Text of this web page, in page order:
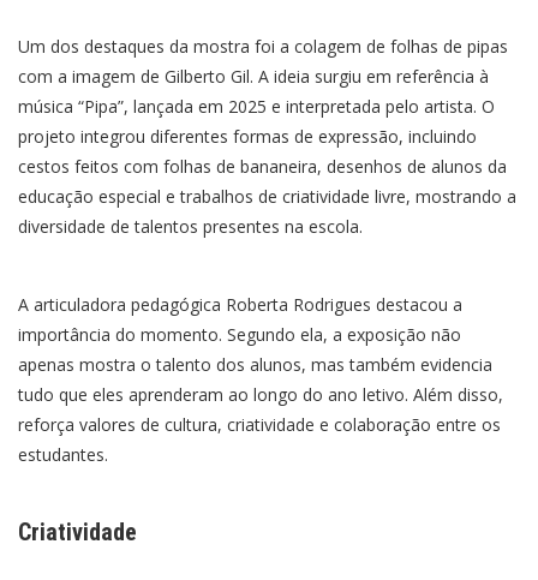
Um dos destaques da mostra foi a colagem de folhas de pipas
com a imagem de Gilberto Gil. A ideia surgiu em referência à
música “Pipa”, lançada em 2025 e interpretada pelo artista. O
projeto integrou diferentes formas de expressão, incluindo
cestos feitos com folhas de bananeira, desenhos de alunos da
educação especial e trabalhos de criatividade livre, mostrando a
diversidade de talentos presentes na escola.
A articuladora pedagógica Roberta Rodrigues destacou a
importância do momento. Segundo ela, a exposição não
apenas mostra o talento dos alunos, mas também evidencia
tudo que eles aprenderam ao longo do ano letivo. Além disso,
reforça valores de cultura, criatividade e colaboração entre os
estudantes.
Criatividade